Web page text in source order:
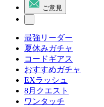
ご意見
最強リーダー
夏休みガチャ
コードギアス
おすすめガチャ
EXラッシュ
8月クエスト
ワンタッチ